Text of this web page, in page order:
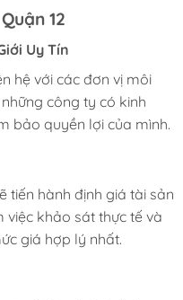
12
Uy Tín
hệ với các đơn vị môi
công ty có kinh
bảo quyền lợi của mình.
tiến hành định giá tài sản
khảo sát thực tế và
giá hợp lý nhất.